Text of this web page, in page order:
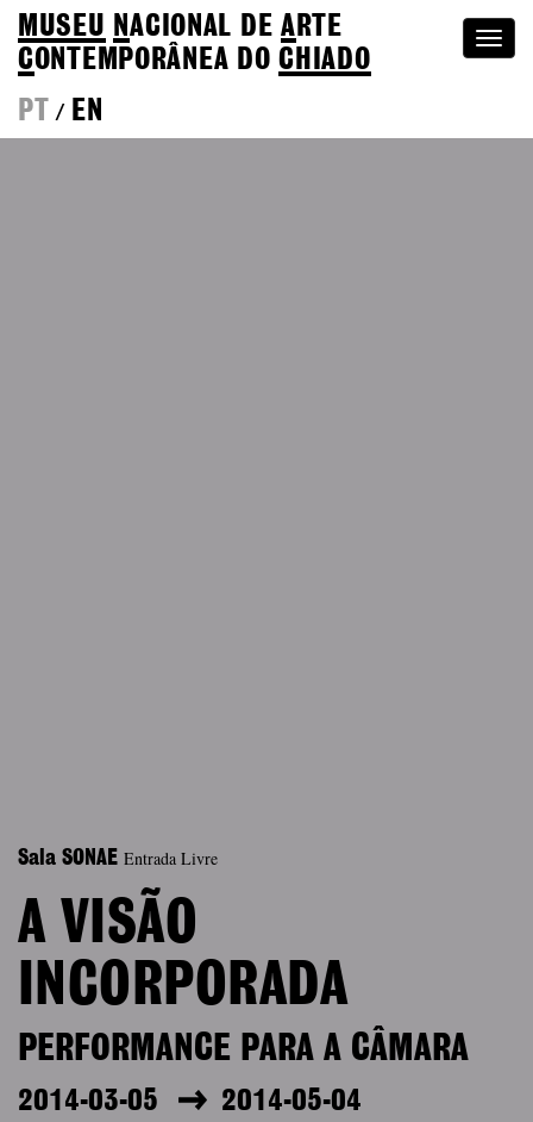
MUSEU NACIONAL DEA RTE
CONTEMPORÂNEA DOCHIADO
PT
/ EN
Sala SONAE Entrada Livre
A VISÃO
INCORPORADA
PERFORMANCE PARA A CÂMARA
2014-03-05 2014-05-04